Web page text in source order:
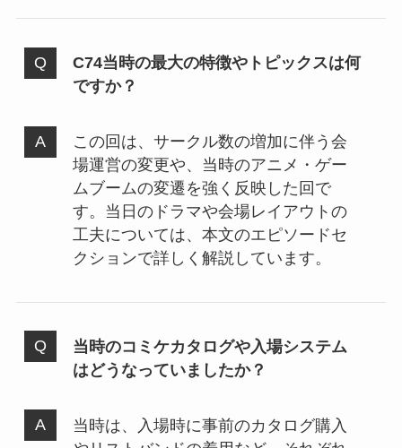
C74当時の最大の特徴やトピックスは何
ですか？
この回は、サークル数の増加に伴う会
場運営の変更や、当時のアニメ・ゲー
ムブームの変遷を強く反映した回で
す。当日のドラマや会場レイアウトの
工夫については、本文のエピソードセ
クションで詳しく解説しています。
当時のコミケカタログや入場システム
はどうなっていましたか？
当時は、入場時に事前のカタログ購入